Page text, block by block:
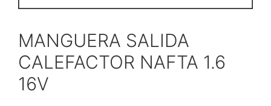
MANGUERA SALIDA
CALEFACTOR NAFTA 1.6
16V